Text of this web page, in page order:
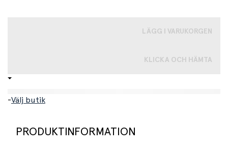
LÄGG I VARUKORGEN
KLICKA OCH HÄMTA
-Välj butik
PRODUKTINFORMATION